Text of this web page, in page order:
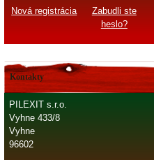
Nová registrácia
Zabudli ste
heslo?
Kontakty
PILEXIT s.r.o.
Vyhne 433/8
Vyhne
96602